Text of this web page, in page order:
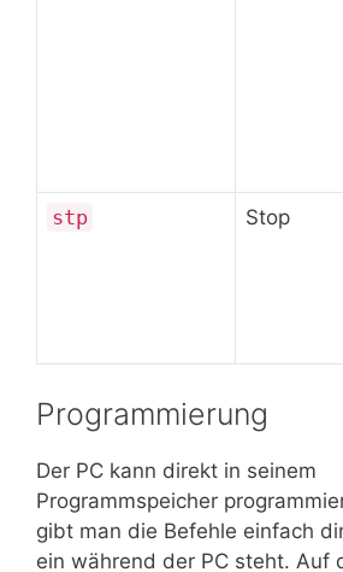
stp Stop
Programmierung
Der PC kann direkt in seinem
Programmspeicher
gibt man die Befehle einfach
ein während der PC steht. Auf